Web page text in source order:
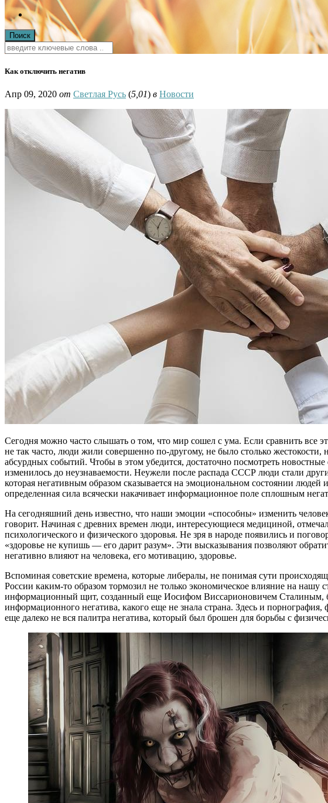
Как отключить негатив
Апр 09, 2020 от Светлая Русь (5,01) в Новости
Сегодня можно часто слышать о том, что мир сошел с ума. Если сравнить
не так часто, люди жили совершенно по-другому, не было столько
абсурдных событий. Чтобы в этом убедится, достаточно посмотреть
изменилось до неузнаваемости. Неужели после распада СССР люди стали
которая негативным образом сказывается на эмоциональном состоянии
определенная сила всячески накачивает информационное поле сплошным
На сегодняшний день известно, что наши эмоции «способны» изменить
говорит. Начиная с древних времен люди, интересующиеся медициной,
психологического и физического здоровья. Не зря в народе появились и
«здоровье не купишь — его дарит разум». Эти высказывания позволяют
негативно влияют на человека, его мотивацию, здоровье.
Вспоминая советские времена, которые либералы, не понимая сути
России каким-то образом тормозил не только экономическое влияние на
информационный щит, созданный еще Иосифом Виссарионовичем Сталиным,
информационного негатива, какого еще не знала страна. Здесь и
еще далеко не вся палитра негатива, который был брошен для борьбы с